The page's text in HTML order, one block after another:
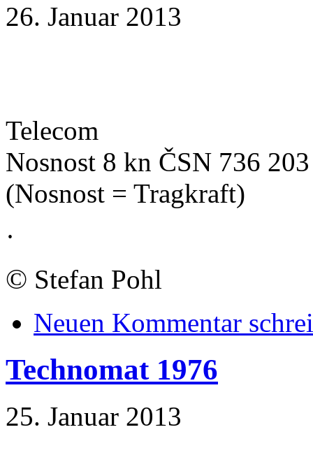
26. Januar 2013
Telecom
Nosnost 8 kn ČSN 736 203
(Nosnost = Tragkraft)
·
© Stefan Pohl
Neuen Kommentar
Technomat 1976
25. Januar 2013